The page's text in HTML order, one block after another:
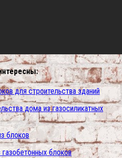
для строительства зданий
дома из газосиликатных
блоков
блоков